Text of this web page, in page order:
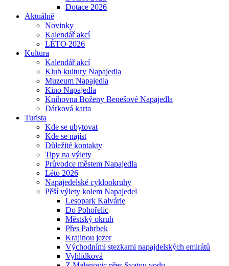
Dotace 2026
Aktuálně
Novinky
Kalendář akcí
LÉTO 2026
Kultura
Kalendář akcí
Klub kultury Napajedla
Muzeum Napajedla
Kino Napajedla
Knihovna Boženy Benešové Napajedla
Dárková karta
Turista
Kde se ubytovat
Kde se najíst
Důležité kontakty
Tipy na výlety
Průvodce městem Napajedla
Léto 2026
Napajedelské cyklookruhy
Pěší výlety kolem Napajedel
Lesopark Kalvárie
Do Pohořelic
Městský okruh
Přes Pahrbek
Krajinou jezer
Východními stezkami napajdelských emirátů
Vyhlídková